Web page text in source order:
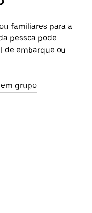
familiares para a
pessoa pode
de embarque ou
grupo